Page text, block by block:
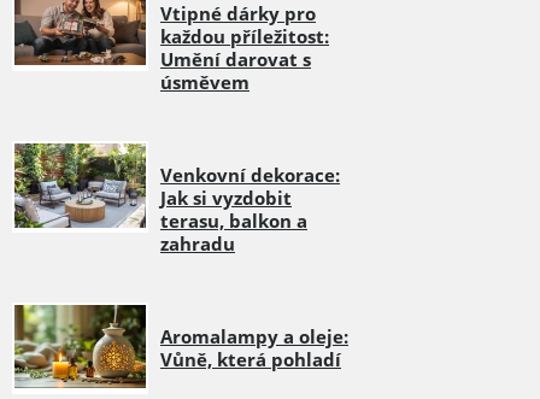
Vtipné dárky pro
každou příležitost:
Umění darovat s
úsměvem
Venkovní dekorace:
Jak si vyzdobit
terasu, balkon a
zahradu
Aromalampy a oleje:
Vůně, která pohladí